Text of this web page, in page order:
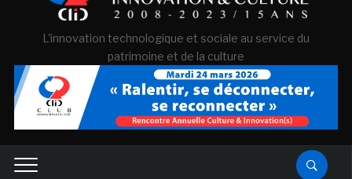
L'innovation technologique et sociale au service du
patrimoine et de la culture